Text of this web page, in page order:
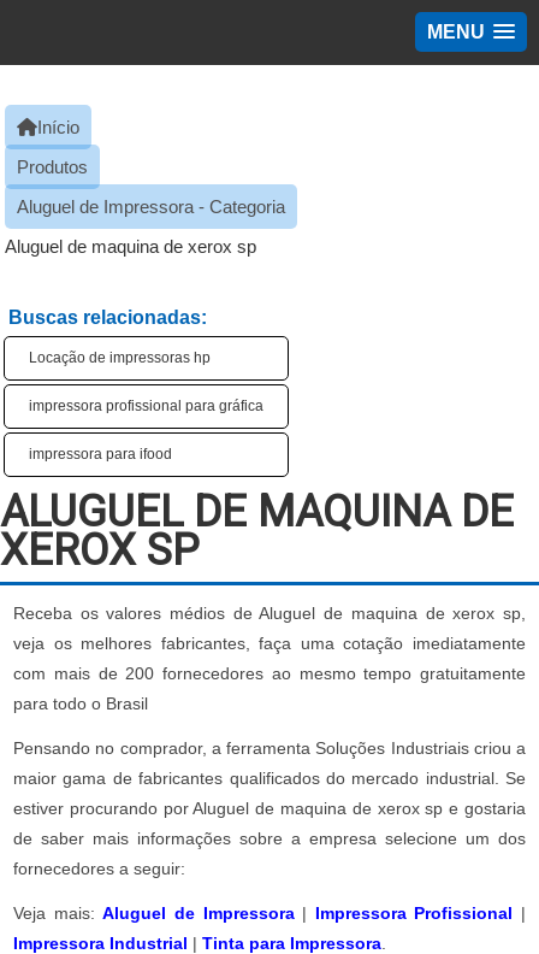
MENU
Início
Produtos
Aluguel de Impressora - Categoria
Aluguel de maquina de xerox sp
Buscas relacionadas:
Locação de impressoras hp
impressora profissional para gráfica​
impressora para ifood​
ALUGUEL DE MAQUINA DE
XEROX SP
Receba os valores médios de Aluguel de maquina de xerox sp,
veja os melhores fabricantes, faça uma cotação imediatamente
com mais de 200 fornecedores ao mesmo tempo gratuitamente
para todo o Brasil
Pensando no comprador, a ferramenta Soluções Industriais criou a
maior gama de fabricantes qualificados do mercado industrial. Se
estiver procurando por Aluguel de maquina de xerox sp e gostaria
de saber mais informações sobre a empresa selecione um dos
fornecedores a seguir:
Veja mais:Aluguel de Impressora| Impressora Profissional |
Impressora Industrial | Tinta para Impressora